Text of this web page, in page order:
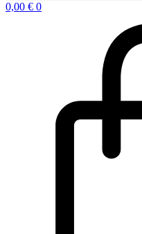
0,00 € 0